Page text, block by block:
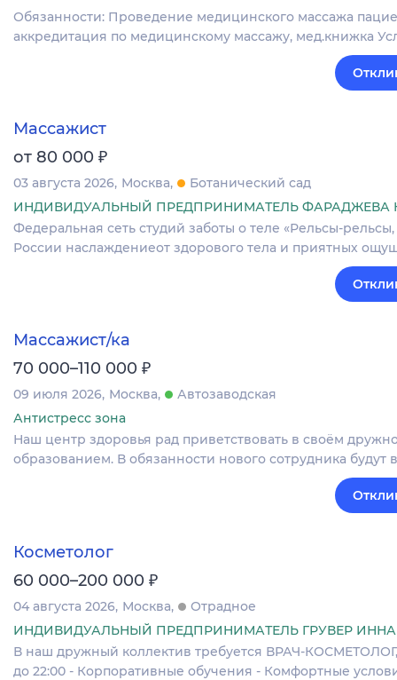
Обязанности: Проведение медицинского массажа
аккредитация по медицинскому массажу, мед.книжка
Массажист
от 80 000 ₽
03 августа 2026 Москва
Ботанический сад
ИНДИВИДУАЛЬНЫЙ ПРЕДПРИНИМАТЕЛЬ ФАРАДЖЕВА
Федеральная сеть студий заботы о теле «Рельсы-
России наслаждениеот здорового тела и приятных
Массажист/ка
70 000–110 000 ₽
09 июля 2026 Москва
Автозаводская
Антистресс зона
Наш центр здоровья рад приветствовать в своём
образованием. В обязанности нового сотрудника
Косметолог
60 000–200 000 ₽
04 августа 2026 Москва
Отрадное
ИНДИВИДУАЛЬНЫЙ ПРЕДПРИНИМАТЕЛЬ ГРУВЕР
В наш дружный коллектив требуется ВРАЧ-
до 22:00 - Корпоративные обучения - Комфортные